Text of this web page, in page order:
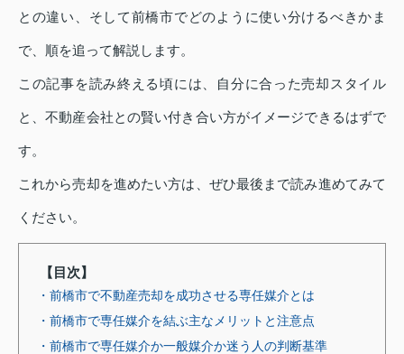
との違い、そして前橋市でどのように使い分けるべきかま
で、順を追って解説します。
この記事を読み終える頃には、自分に合った売却スタイル
と、不動産会社との賢い付き合い方がイメージできるはずで
す。
これから売却を進めたい方は、ぜひ最後まで読み進めてみて
ください。
【目次】
・前橋市で不動産売却を成功させる専任媒介とは
・前橋市で専任媒介を結ぶ主なメリットと注意点
・前橋市で専任媒介か一般媒介か迷う人の判断基準